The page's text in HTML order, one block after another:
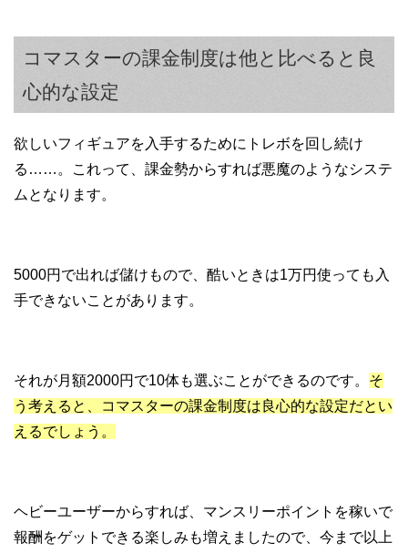
コマスターの課金制度は他と比べると良
心的な設定
欲しいフィギュアを入手するためにトレボを回し続け
る……。これって、課金勢からすれば悪魔のようなシステ
ムとなります。
5000円で出れば儲けもので、酷いときは1万円使っても入
手できないことがあります。
それが月額2000円で10体も選ぶことができるのです。 そ
う考えると、コマスターの課金制度は良心的な設定だとい
えるでしょう。
ヘビーユーザーからすれば、マンスリーポイントを稼いで
報酬をゲットできる楽しみも増えましたので、今まで以上